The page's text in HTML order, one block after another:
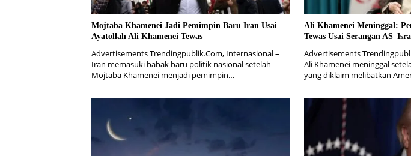
Mojtaba Khamenei Jadi Pemimpin Baru Iran Usai
Ayatollah Ali Khamenei Tewas
Advertisements Trendingpublik.Com, Internasional –
Iran memasuki babak baru politik nasional setelah
Mojtaba Khamenei menjadi pemimpin…
Ali Khamenei Meninggal:
Tewas Usai Serangan
Advertisements
Ali Khamenei meninggal
yang diklaim melibatkan